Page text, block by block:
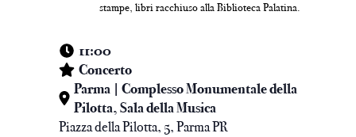
stampe, libri racchiuso alla Biblioteca Palatina.
11:00
Concerto
Parma | Complesso Monumentale della
Pilotta, Sala della Musica
Piazza della Pilotta, 5, Parma PR